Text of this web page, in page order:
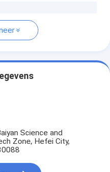
Science and
Zone, Hefei City,